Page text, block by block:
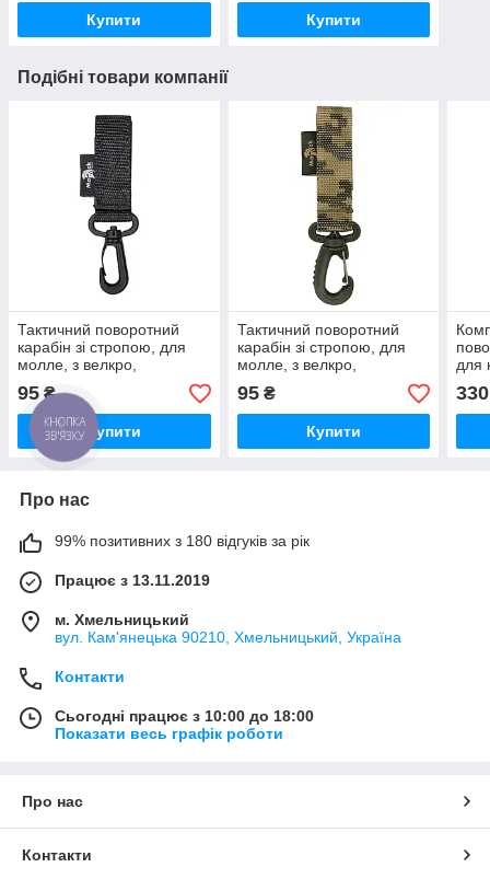
Купити
сумка.
Купити
Подібні товари компанії
Тактичний поворотний
карабін зі стропою, для
молле, з велкро,
поворотний гачок зі
стропою, чорний. К873
95 ₴
Купити
Тактичний поворотний
карабін зі стропою, для
молле, з велкро,
поворотний гачок зі
стропою, піксель. К873
95₴
Купити
для
"Х-
330
Про нас
99% позитивних з 180 відгуків за рік
Працює з 13.11.2019
м. Хмельницький
вул. Кам'янецька 90210, Хмельницький, Україна
Контакти
Сьогодні працює з 10:00 до 18:00
Показати весь графік роботи
Про нас
Контакти
КНОПКА
ЗВ'ЯЗКУ